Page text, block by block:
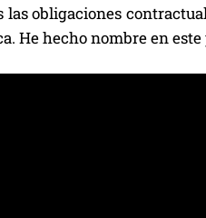
obligaciones
He hecho nombre en este